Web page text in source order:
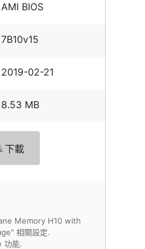
AMI BIOS
7B10v15
2019-02-21
8.53 MB
下載
Memory H10 with
相關設定.
功能.